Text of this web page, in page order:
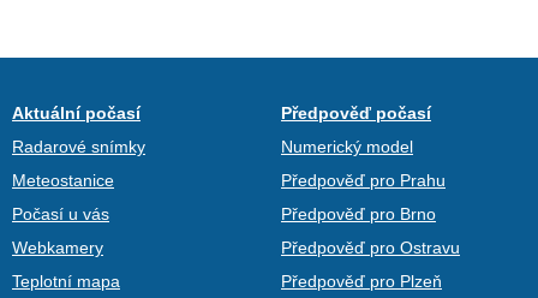
Aktuální počasí
Radarové snímky
Meteostanice
Počasí u vás
Webkamery
Teplotní mapa
Předpověď počasí
Numerický model
Předpověď pro Prahu
Předpověď pro Brno
Předpověď pro Ostravu
Předpověď pro Plzeň